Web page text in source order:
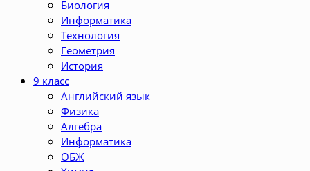
Биология
Информатика
Технология
Геометрия
История
9 класс
Английский язык
Физика
Алгебра
Информатика
ОБЖ